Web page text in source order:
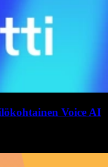
Voice AI